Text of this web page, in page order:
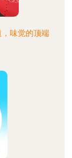
味觉的顶端